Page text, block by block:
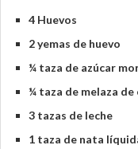
4 Huevos
2 yemas de huevo
¼ taza de azúcar
¼ taza de melaza de
3 tazas de leche
1 taza de nata